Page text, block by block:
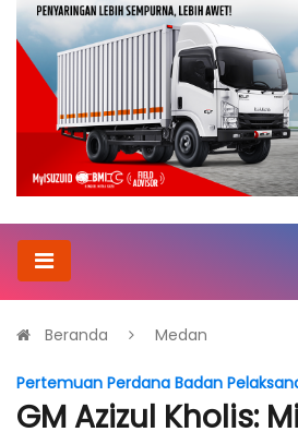
Beranda Medan
Pertemuan Perdana Badan
GM Azizul Kholis: